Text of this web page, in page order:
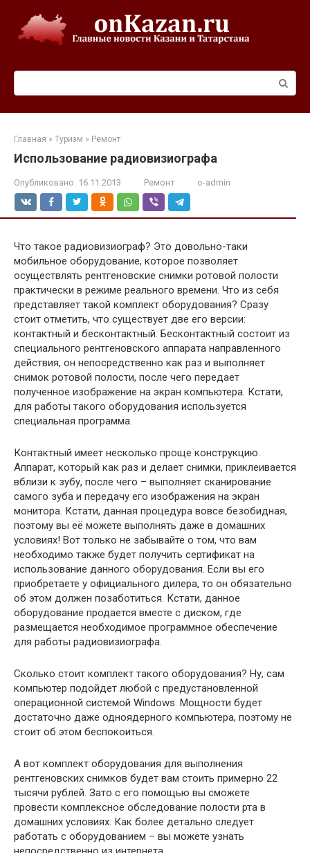
контенту
Главная » Туризм » Ремонт
Использование радиовизиографа
Опубликовано: 16.11.2013 Ремонт o-admin
Что такое радиовизиограф? Это довольно-таки
мобильное оборудование, которое позволяет
осуществлять рентгеновские снимки ротовой полости
практически в режиме реального времени. Что из себя
представляет такой комплект оборудования? Сразу
стоит отметить, что существует две его версии:
контактный и бесконтактный. Бесконтактный состоит из
специального рентгеновского аппарата направленного
действия, он непосредственно как раз и выполняет
снимок ротовой полости, после чего передает
полученное изображение на экран компьютера. Кстати,
для работы такого оборудования используется
специальная программа.
Контактный имеет несколько проще конструкцию.
Аппарат, который как раз и делает снимки, приклеивается
вблизи к зубу, после чего – выполняет сканирование
самого зуба и передачу его изображения на экран
монитора. Кстати, данная процедура вовсе безобидная,
поэтому вы её можете выполнять даже в домашних
условиях! Вот только не забывайте о том, что вам
необходимо также будет получить сертификат на
использование данного оборудования. Если вы его
приобретаете у официального дилера, то он обязательно
об этом должен позаботиться. Кстати, данное
оборудование продается вместе с диском, где
размещается необходимое программное обеспечение
для работы радиовизиографа.
Сколько стоит комплект такого оборудования? Ну, сам
компьютер подойдет любой с предустановленной
операционной системой Windows. Мощности будет
достаточно даже одноядерного компьютера, поэтому не
стоит об этом беспокоиться.
А вот комплект оборудования для выполнения
рентгеновских снимков будет вам стоить примерно 22
тысячи рублей. Зато с его помощью вы сможете
провести комплексное обследование полости рта в
домашних условиях. Как более детально следует
работать с оборудованием – вы можете узнать